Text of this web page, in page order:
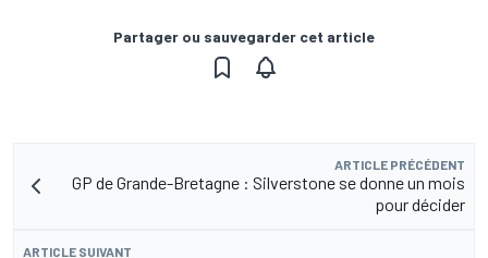
Partager ou sauvegarder cet article
ARTICLE PRÉCÉDENT
GP de Grande-Bretagne : Silverstone se donne un mois
pour décider
ARTICLE SUIVANT